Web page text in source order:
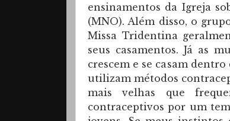
ensinamentos da Igreja
(MNO). Além disso, o
Missa Tridentina
seus casamentos. Já as
crescem e se casam
utilizam métodos
mais velhas que
contraceptivos por um